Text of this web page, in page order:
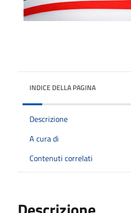
INDICE DELLA PAGINA
Descrizione
A cura di
Contenuti correlati